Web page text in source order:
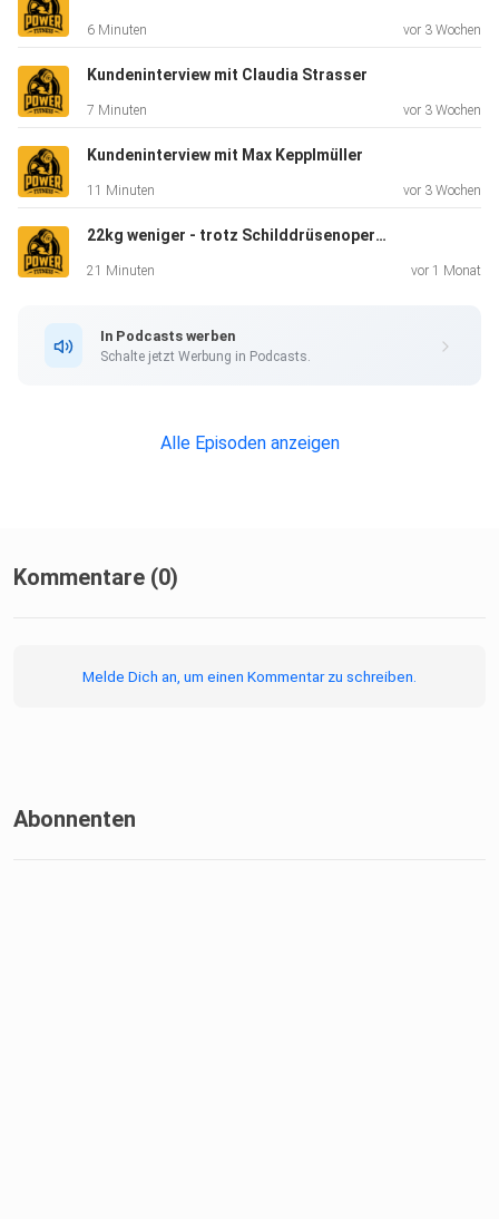
6 Minuten vor 3 Wochen
Kundeninterview mit Claudia Strasser
7 Minuten vor 3 Wochen
Kundeninterview mit Max Kepplmüller
11 Minuten vor 3 Wochen
22kg weniger - trotz Schilddrüsenoperation (mit nur 2h pro Woche)
21 Minuten vor 1 Monat
In Podcasts werben
Schalte jetzt Werbung in Podcasts.
Alle Episoden anzeigen
Kommentare (0)
Melde Dich an, um einen Kommentar zu schreiben.
Abonnenten